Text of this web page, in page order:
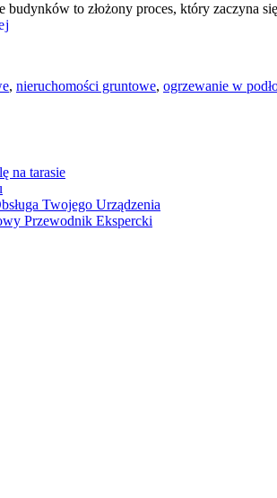
to złożony proces, który zaczyna
, nieruchomości gruntowe, ogrzewanie w
na tarasie
Twojego Urządzenia
Przewodnik Ekspercki